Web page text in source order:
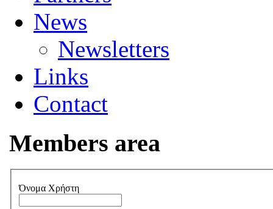
News
Newsletters
Links
Contact
Members area
Όνομα Χρήστη